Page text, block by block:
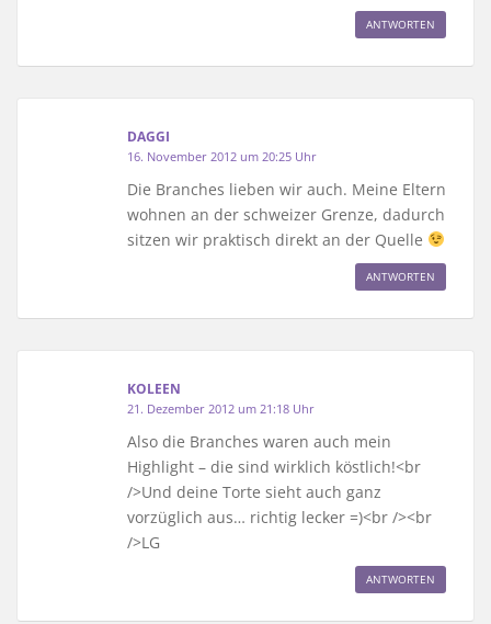
ANTWORTEN
DAGGI
16. November 2012 um 20:25 Uhr
Die Branches lieben wir auch. Meine Eltern
wohnen an der schweizer Grenze, dadurch
sitzen wir praktisch direkt an der Quelle
ANTWORTEN
KOLEEN
21. Dezember 2012 um 21:18 Uhr
Also die Branches waren auch mein
Highlight – die sind wirklich köstlich!<br
/>Und deine Torte sieht auch ganz
vorzüglich aus… richtig lecker =)<br /><br
/>LG
ANTWORTEN